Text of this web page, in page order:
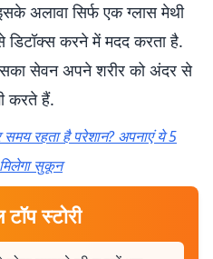
अलावा सिर्फ एक ग्लास मेथी
डिटॉक्स करने में मदद करता है.
सेवन अपने शरीर को अंदर से
करते हैं.
समय रहता है परेशान? अपनाएं ये 5
सुकून
स्टोरी